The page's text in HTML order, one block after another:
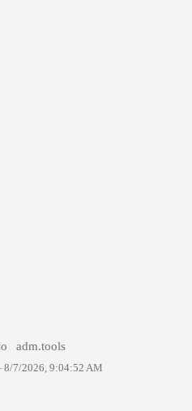
adm.tools
8/7/2026, 9:04:52 AM